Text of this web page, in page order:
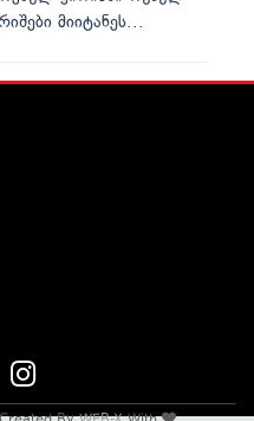
მიიტანეს...